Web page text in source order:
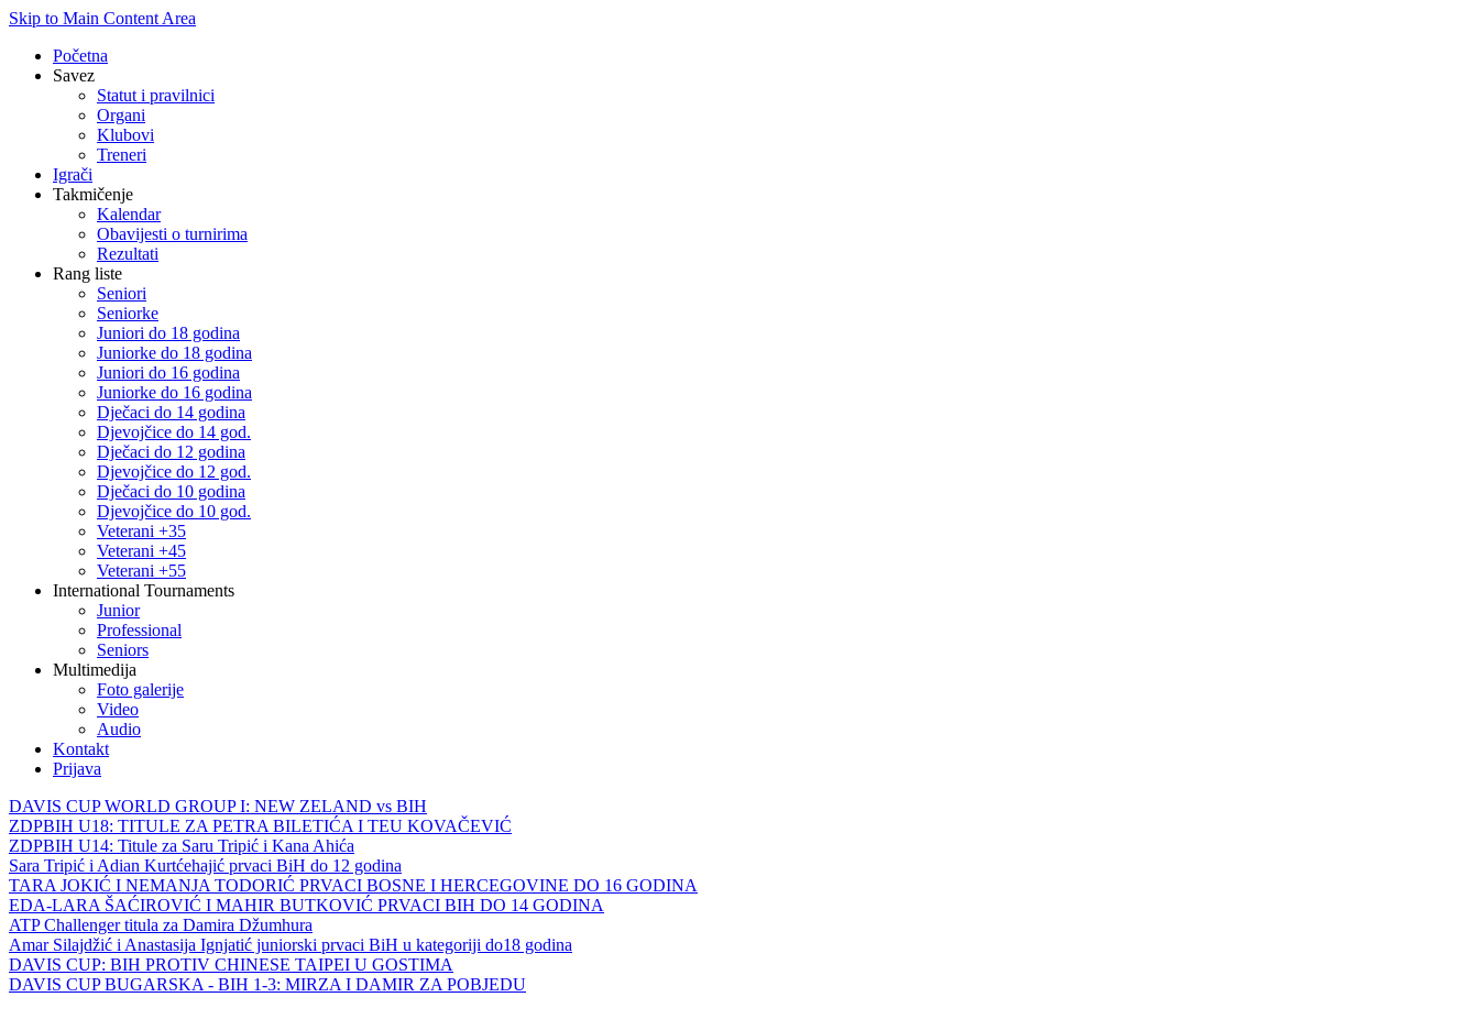
Skip to Main Content Area
Početna
Savez
Statut i pravilnici
Organi
Klubovi
Treneri
Igrači
Takmičenje
Kalendar
Obavijesti o turnirima
Rezultati
Rang liste
Seniori
Seniorke
Juniori do 18 godina
Juniorke do 18 godina
Juniori do 16 godina
Juniorke do 16 godina
Dječaci do 14 godina
Djevojčice do 14 god.
Dječaci do 12 godina
Djevojčice do 12 god.
Dječaci do 10 godina
Djevojčice do 10 god.
Veterani +35
Veterani +45
Veterani +55
International Tournaments
Junior
Professional
Seniors
Multimedija
Foto galerije
Video
Audio
Kontakt
Prijava
DAVIS CUP WORLD GROUP I: NEW ZELAND vs BIH
ZDPBIH U18: TITULE ZA PETRA BILETIĆA I TEU KOVAČEVIĆ
ZDPBIH U14: Titule za Saru Tripić i Kana Ahića
Sara Tripić i Adian Kurtćehajić prvaci BiH do 12 godina
TARA JOKIĆ I NEMANJA TODORIĆ PRVACI BOSNE I HERCEGOVINE DO 16 GODINA
EDA-LARA ŠAĆIROVIĆ I MAHIR BUTKOVIĆ PRVACI BIH DO 14 GODINA
ATP Challenger titula za Damira Džumhura
Amar Silajdžić i Anastasija Ignjatić juniorski prvaci BiH u kategoriji do18 godina
DAVIS CUP: BIH PROTIV CHINESE TAIPEI U GOSTIMA
DAVIS CUP BUGARSKA - BIH 1-3: MIRZA I DAMIR ZA POBJEDU